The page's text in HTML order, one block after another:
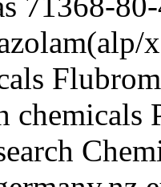
chemicals